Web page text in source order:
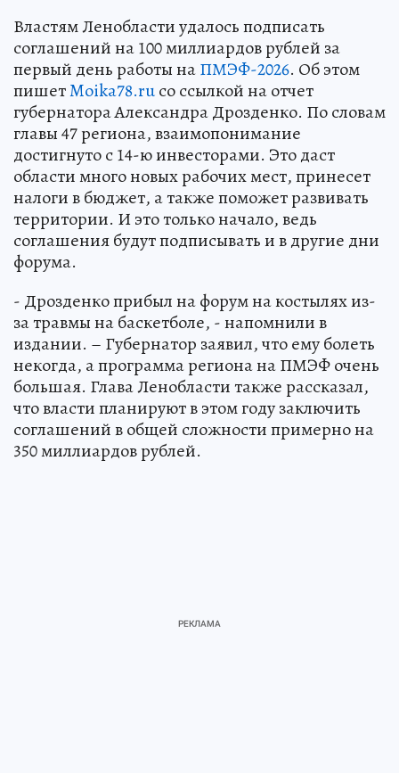
Властям Ленобласти удалось подписать
соглашений на 100 миллиардов рублей за
первый день работы наПМЭФ-2026. Об этом
пишетMoika78.ruсо ссылкой на отчет
губернатора Александра Дрозденко. По словам
главы 47 региона, взаимопонимание
достигнуто с 14-ю инвесторами. Это даст
области много новых рабочих мест, принесет
налоги в бюджет, а также поможет развивать
территории. И это только начало, ведь
соглашения будут подписывать и в другие дни
форума.
- Дрозденко прибыл на форум на костылях из-
за травмы на баскетболе, - напомнили в
издании. – Губернатор заявил, что ему болеть
некогда, а программа региона на ПМЭФ очень
большая. Глава Ленобласти также рассказал,
что власти планируют в этом году заключить
соглашений в общей сложности примерно на
350 миллиардов рублей.